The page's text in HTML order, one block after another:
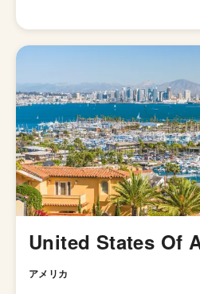
れました。そして、1829年に「
エール）」の呼び名で広告が掲
き、21世紀にはイギリスで最も
の一つとなりました。イギリス
金メダルを受賞したブリュード
が有名です。 伝統的なIPAのス
やニュージーランドなどの当時
れ、各国へと普及していきまし
独自の進化を遂げてきました。
素を加えて頭部を取り除きドラ
した「ブリュットIPA」、ホップ
United States Of
アメリカ